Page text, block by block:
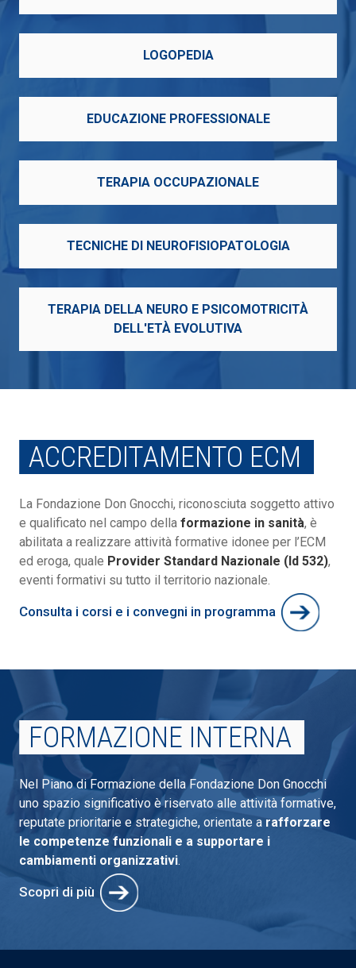
LOGOPEDIA
EDUCAZIONE PROFESSIONALE
TERAPIA OCCUPAZIONALE
TECNICHE DI NEUROFISIOPATOLOGIA
TERAPIA DELLA NEURO E PSICOMOTRICITÀ
DELL'ETÀ EVOLUTIVA
ACCREDITAMENTO ECM
La Fondazione Don Gnocchi, riconosciuta soggetto attivo
e qualificato nel campo della formazione in sanità, è
abilitata a realizzare attività formative idonee per l’ECM
ed eroga, quale Provider Standard Nazionale (Id 532),
eventi formativi su tutto il territorio nazionale.
Consulta i corsi e i convegni in programma
FORMAZIONE INTERNA
Nel Piano di Formazione della Fondazione Don Gnocchi
uno spazio significativo è riservato alle attività formative,
reputate prioritarie e strategiche, orientate a rafforzare
le competenze funzionali e a supportare i
cambiamenti organizzativi.
Scopri di più